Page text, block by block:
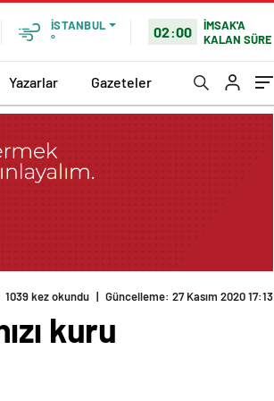
İSTANBUL
°
02:00
İMSAK'A
KALAN SÜRE
Yazarlar Gazeteler
1039 kez okundu | Güncelleme: 27 Kasım 2020 17:13
kuru